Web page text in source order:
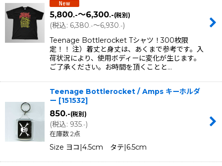
5,800.-～6,300.-(税別)
(税込: 6,380 .-～6,930 .-)
Teenage Bottlerocket Tシャツ！300枚限
定！！ 注）着丈と身丈は、あくまで参考です。入
荷状況により、使用ボディーに変化が生じます。
ご了承ください。お時間を頂くことと…
Teenage Bottlerocket / Amps キーホルダ
ー [151532]
850.-(税別)
(税込: 935 .-)
在庫数 2点
Size ヨコ|4.5cm タテ|6.5cm